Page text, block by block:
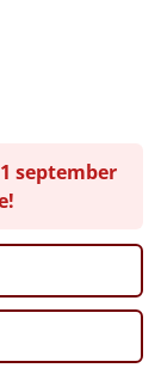
september